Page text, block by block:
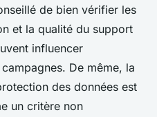
de bien vérifier les
et la qualité du support
influencer
De même, la
des données est
un critère non